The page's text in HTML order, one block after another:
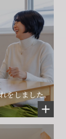
をしました。